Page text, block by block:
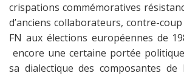
crispations commémoratives
d’anciens collaborateurs, contre-
FN aux élections européennes de
encore une certaine portée
sa dialectique des composantes de